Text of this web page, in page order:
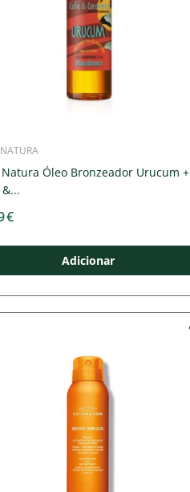
Natura Óleo Bronzeador Urucum +
€
Adicionar